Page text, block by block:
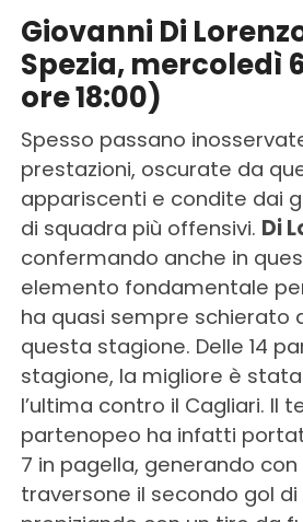
Giovanni Di
Spezia, mercoledì
ore 18:00)
Spesso passano
prestazioni, oscurate da
appariscenti e condite dai
di squadra più offensivi. Di
confermando anche in
elemento fondamentale
ha quasi sempre schierato
questa stagione. Delle 14
stagione, la migliore è stata
l’ultima contro il Cagliari. Il
partenopeo ha infatti
7 in pagella, generando con
traversone il secondo gol di